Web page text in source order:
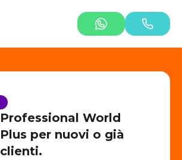
Professional World
Plus per nuovi o già
clienti.